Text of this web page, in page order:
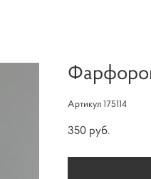
Артикул 175114
350 pуб.